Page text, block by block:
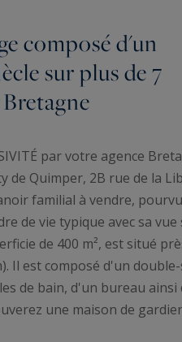
composé d'un
sur plus de 7
par votre agence
de Quimper, 2B rue de la
familial à vendre,
de vie typique avec sa
de 400 m², est situé
Il est composé d'un
de bain, d'un bureau ainsi
une maison de